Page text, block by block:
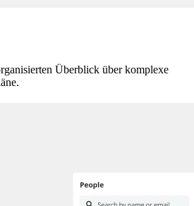
Überblick über komplexe